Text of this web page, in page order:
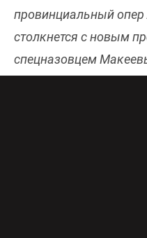
провинциальный
столкнется с новым
спецназовцем